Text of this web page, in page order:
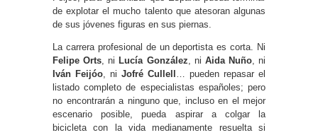
de explotar el mucho talento que atesoran algunas
de sus jóvenes figuras en sus piernas.
La carrera profesional de un deportista es corta. Ni
Felipe Orts, ni Lucía González, ni Aida Nuño, ni
Iván Feijóo, ni Jofré Cullell … pueden repasar el
listado completo de especialistas españoles; pero
no encontrarán a ninguno que, incluso en el mejor
escenario posible, pueda aspirar a colgar la
bicicleta con la vida medianamente resuelta si